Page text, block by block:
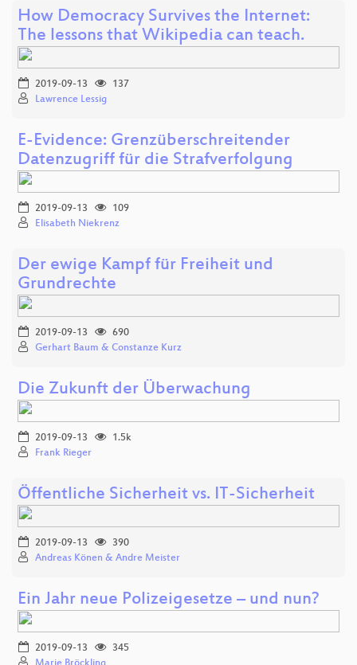
How Democracy Survives the Internet:
The lessons that Wikipedia can teach.
2019-09-13
137
Lawrence Lessig
E-Evidence: Grenzüberschreitender
Datenzugriff für die Strafverfolgung
2019-09-13
109
Elisabeth Niekrenz
Der ewige Kampf für Freiheit und
Grundrechte
2019-09-13
690
Gerhart Baum & Constanze Kurz
Die Zukunft der Überwachung
2019-09-13
1.5k
Frank Rieger
Öffentliche Sicherheit vs. IT-Sicherheit
2019-09-13
390
Andreas Könen & Andre Meister
Ein Jahr neue Polizeigesetze – und nun?
2019-09-13
345